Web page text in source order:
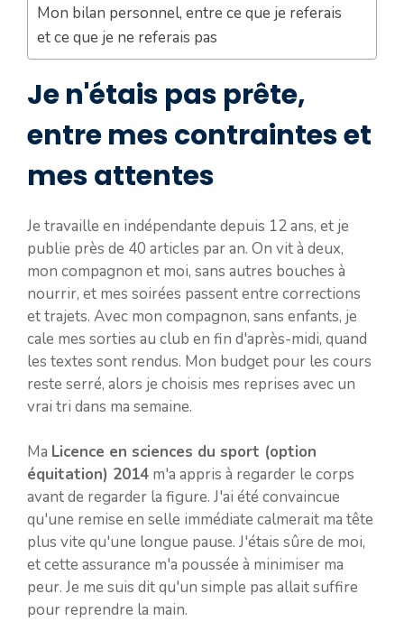
Mon bilan personnel, entre ce que je referais
et ce que je ne referais pas
Je n'étais pas prête,
entre mes contraintes et
mes attentes
Je travaille en indépendante depuis 12 ans, et je
publie près de 40 articles par an. On vit à deux,
mon compagnon et moi, sans autres bouches à
nourrir, et mes soirées passent entre corrections
et trajets. Avec mon compagnon, sans enfants, je
cale mes sorties au club en fin d'après-midi, quand
les textes sont rendus. Mon budget pour les cours
reste serré, alors je choisis mes reprises avec un
vrai tri dans ma semaine.
Ma Licence en sciences du sport (option
équitation) 2014 m'a appris à regarder le corps
avant de regarder la figure. J'ai été convaincue
qu'une remise en selle immédiate calmerait ma tête
plus vite qu'une longue pause. J'étais sûre de moi,
et cette assurance m'a poussée à minimiser ma
peur. Je me suis dit qu'un simple pas allait suffire
pour reprendre la main.